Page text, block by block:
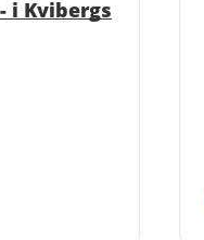
i Kvibergs